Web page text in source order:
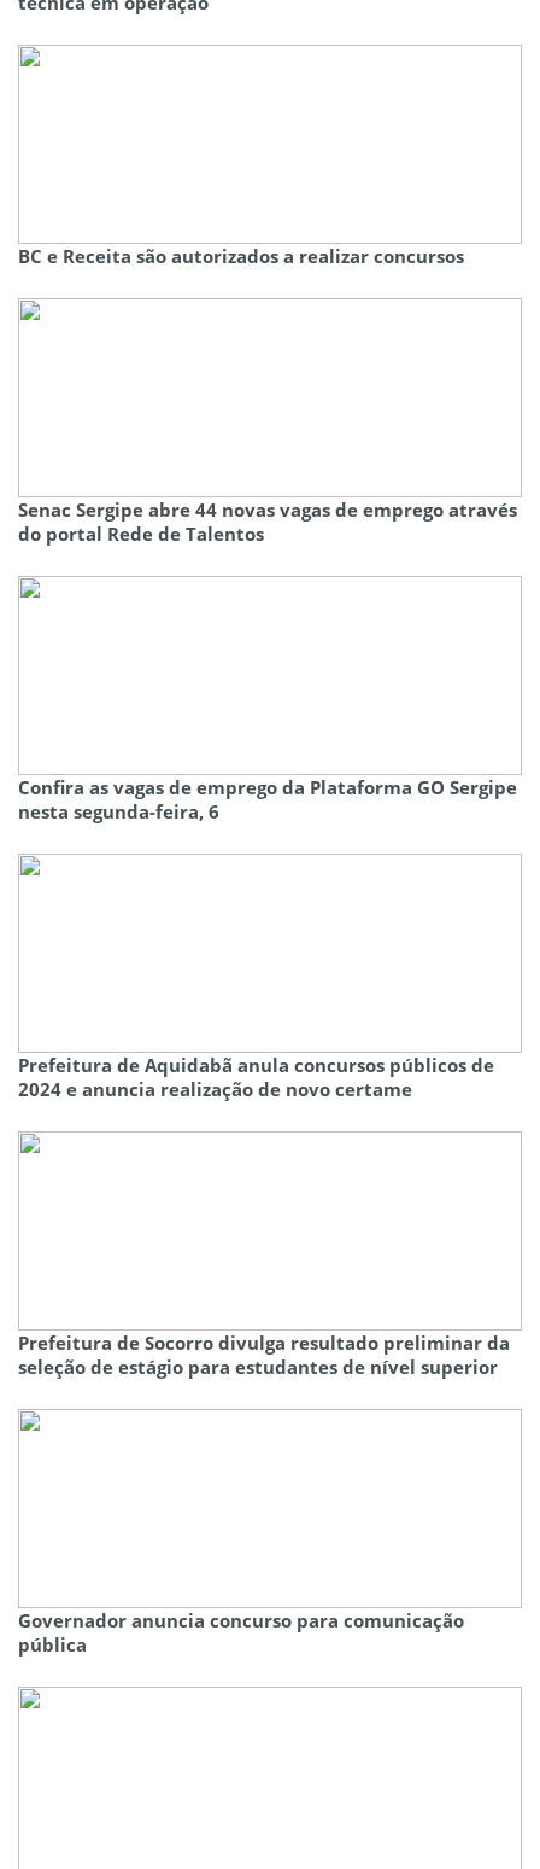
BC e Receita são autorizados a realizar concursos
Senac Sergipe abre 44 novas vagas de emprego através
do portal Rede de Talentos
Confira as vagas de emprego da Plataforma GO Sergipe
nesta segunda-feira, 6
Prefeitura de Aquidabã anula concursos públicos de
2024 e anuncia realização de novo certame
Prefeitura de Socorro divulga resultado preliminar da
seleção de estágio para estudantes de nível superior
Governador anuncia concurso para comunicação
pública